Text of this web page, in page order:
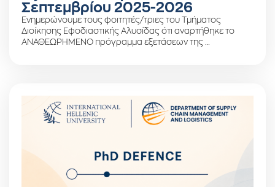
Σεπτεμβρίου 2025-2026
Ενημερώνουμε τους φοιτητές/τριες του Τμήματος
Διοίκησης Εφοδιαστικής Αλυσίδας ότι αναρτήθηκε το
ΑΝΑΘΕΩΡΗΜΕΝΟ πρόγραμμα εξετάσεων της …